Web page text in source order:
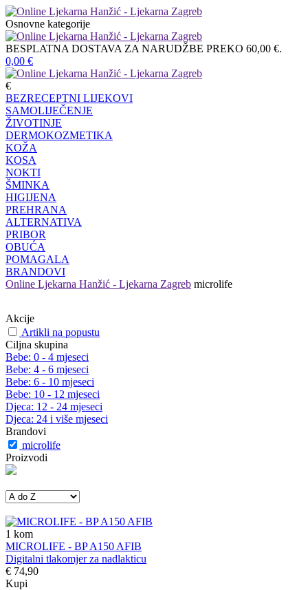
Osnovne kategorije
BESPLATNA DOSTAVA ZA NARUDŽBE PREKO 60,00 €.
0,00 €
€
BEZRECEPTNI LIJEKOVI
SAMOLIJEČENJE
ŽIVOTINJE
DERMOKOZMETIKA
KOŽA
KOSA
NOKTI
ŠMINKA
HIGIJENA
PREHRANA
ALTERNATIVA
PRIBOR
OBUĆA
POMAGALA
BRANDOVI
Online Ljekarna Hanžić - Ljekarna Zagreb microlife
Akcije
Artikli na popustu
Ciljna skupina
Bebe: 0 - 4 mjeseci
Bebe: 4 - 6 mjeseci
Bebe: 6 - 10 mjeseci
Bebe: 10 - 12 mjeseci
Djeca: 12 - 24 mjeseci
Djeca: 24 i više mjeseci
Brandovi
microlife
Proizvodi
1 kom
MICROLIFE - BP A150 AFIB
Digitalni tlakomjer za nadlakticu
€ 74,90
Kupi